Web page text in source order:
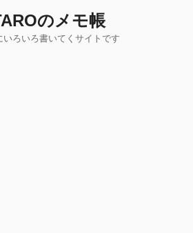
のメモ帳
ろいろ書いてくサイトです